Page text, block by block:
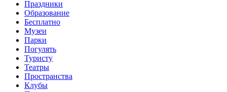
Праздники
Образование
Бесплатно
Музеи
Парки
Погулять
Туристу
Театры
Пространства
Клубы